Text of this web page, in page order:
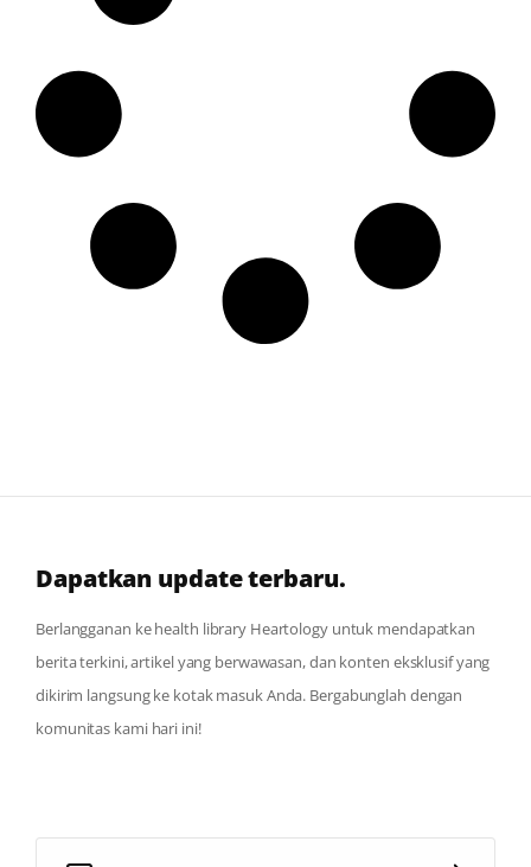
Dapatkan update terbaru.
Berlangganan ke health library Heartology untuk mendapatkan
berita terkini, artikel yang berwawasan, dan konten eksklusif yang
dikirim langsung ke kotak masuk Anda. Bergabunglah dengan
komunitas kami hari ini!